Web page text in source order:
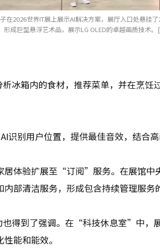
在2026世界IT展上展示AI解决方案，展厅入口处悬挂
成巨型悬浮艺术品，展示LG OLED的卓越画质技术。
冰箱内的食材，推荐菜单，并在烹饪
识别用户位置，提供最佳音效，结合
居体验扩展至“订阅”服务。在展馆
部清洁服务，形成包含持续管理服务
也得到了强调。在“科技休息室”中，
能和能效。